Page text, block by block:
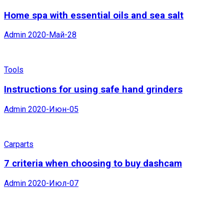
Home spa with essential oils and sea salt
Admin 2020-Май-28
Tools
Instructions for using safe hand grinders
Admin 2020-Июн-05
Carparts
7 criteria when choosing to buy dashcam
Admin 2020-Июл-07